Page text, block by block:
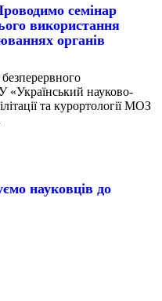
семінар
використання
органів
«Український науково-
та курортології МОЗ
науковців до